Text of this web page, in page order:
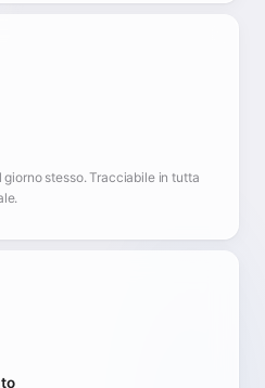
stesso. Tracciabile in tutta